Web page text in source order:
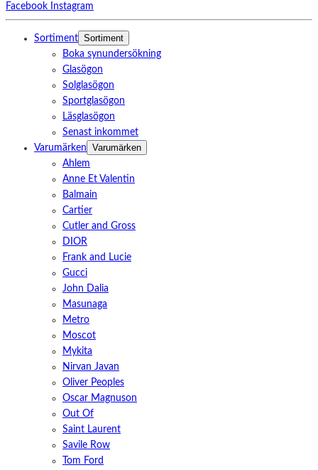
Facebook Instagram
Sortiment Sortiment
Boka synundersökning
Glasögon
Solglasögon
Sportglasögon
Läsglasögon
Senast inkommet
Varumärken
Varumärken
Ahlem
Anne Et Valentin
Balmain
Cartier
Cutler and Gross
DIOR
Frank and Lucie
Gucci
John Dalia
Masunaga
Metro
Moscot
Mykita
Nirvan Javan
Oliver Peoples
Oscar Magnuson
Out Of
Saint Laurent
Savile Row
Tom Ford